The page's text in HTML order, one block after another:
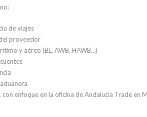
de viajes
proveedor
y aéreo (BL, AWB, HAWB…)
enfoque en la oficina de Andalucía Trade en